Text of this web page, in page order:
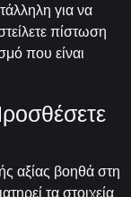
για να
πίστωση
που είναι
αξίας βοηθά στη
τα στοιχεία